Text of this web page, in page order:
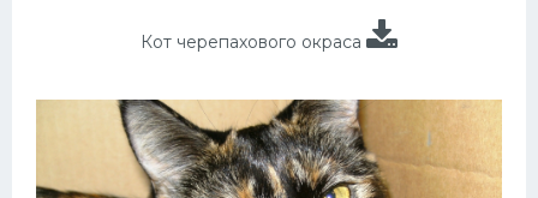
Кот черепахового окраса